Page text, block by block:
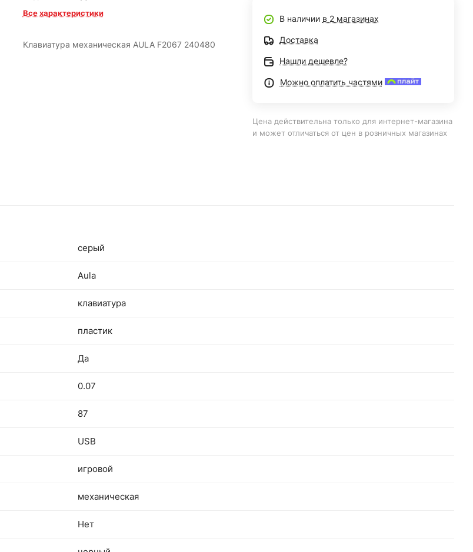
Все характеристики
Клавиатура механическая AULA F2067 240480
В наличии в 2 магазинах
Доставка
Нашли дешевле?
Можно оплатить частями
Цена действительна только для интернет-магазина
и может отличаться от цен в розничных магазинах
серый
Aula
клавиатура
пластик
Да
0.07
87
USB
игровой
механическая
Нет